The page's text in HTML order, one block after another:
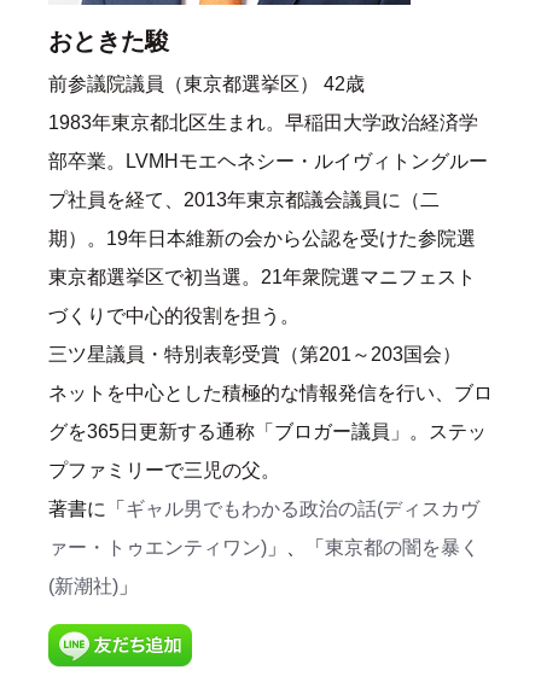
おときた駿
前参議院議員（東京都選挙区） 42歳
1983年東京都北区生まれ。早稲田大学政治経済学
部卒業。LVMHモエヘネシー・ルイヴィトングルー
プ社員を経て、2013年東京都議会議員に（二
期）。19年日本維新の会から公認を受けた参院選
東京都選挙区で初当選。21年衆院選マニフェスト
づくりで中心的役割を担う。
三ツ星議員・特別表彰受賞（第201～203国会）
ネットを中心とした積極的な情報発信を行い、ブロ
グを365日更新する通称「ブロガー議員」。ステッ
プファミリーで三児の父。
著書に「 ギャル男でもわかる政治の話(ディスカヴ
ァー・トゥエンティワン) 」、「 東京都の闇を暴く
(新潮社) 」